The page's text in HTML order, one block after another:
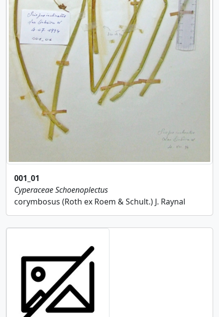
001_01
CyperaceaeSchoenoplectus
corymbosus (Roth ex Roem & Schult.) J. Raynal